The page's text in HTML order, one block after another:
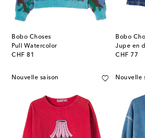
Bobo Choses
Pull Watercolor
CHF 81
original price
Bobo
Jupe en
CHF 77
original
Nouvelle saison Nouvelle